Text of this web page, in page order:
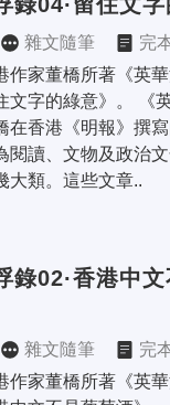
雜文隨筆
完
作家董橋所著《英
文字的綠意》。 《
在香港《明報》撰
閱讀、文物及政治文
大類。這些文章..
錄02·香港中
雜文隨筆
完
作家董橋所著《英